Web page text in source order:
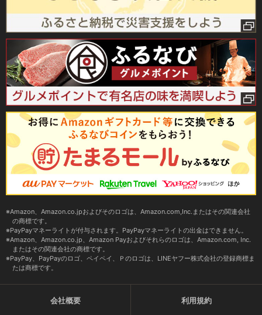
Amazon、Amazon.co.jpおよびそのロゴは、Amazon.com,Inc.またはその関連会社
の商標です。
PayPayマネーライトが付与されます。PayPayマネーライトの出金はできません。
Amazon、Amazon.co.jp、Amazon Payおよびそれらのロゴは、Amazon.com, Inc.
またはその関連会社の商標です。
PayPay、PayPayのロゴ、ペイペイ、Ｐのロゴは、LINEヤフー株式会社の登録商標ま
たは商標です。
会社概要 利用規約